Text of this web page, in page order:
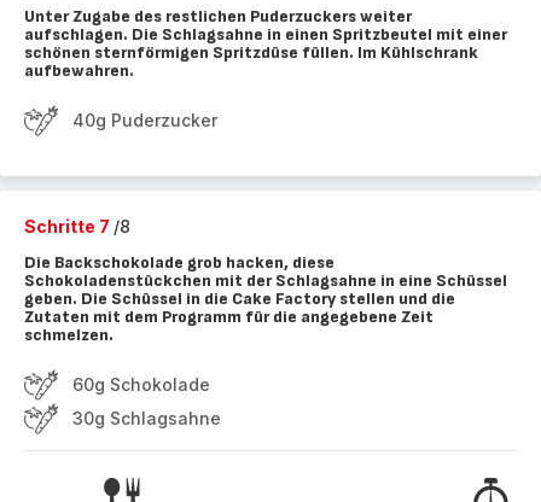
Unter Zugabe des restlichen Puderzuckers weiter
aufschlagen. Die Schlagsahne in einen Spritzbeutel mit einer
schönen sternförmigen Spritzdüse füllen. Im Kühlschrank
aufbewahren.
40g Puderzucker
Schritte 7 /8
Die Backschokolade grob hacken, diese
Schokoladenstückchen mit der Schlagsahne in eine Schüssel
geben. Die Schüssel in die Cake Factory stellen und die
Zutaten mit dem Programm für die angegebene Zeit
schmelzen.
60g Schokolade
30g Schlagsahne